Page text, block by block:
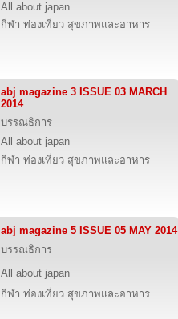
All about japan
กีฬา ท่องเที่ยว สุขภาพและอาหาร
abj magazine 3 ISSUE 03 MARCH
2014
บรรณธิการ
All about japan
กีฬา ท่องเที่ยว สุขภาพและอาหาร
abj magazine 5 ISSUE 05 MAY 2014
บรรณธิการ
All about japan
กีฬา ท่องเที่ยว สุขภาพและอาหาร